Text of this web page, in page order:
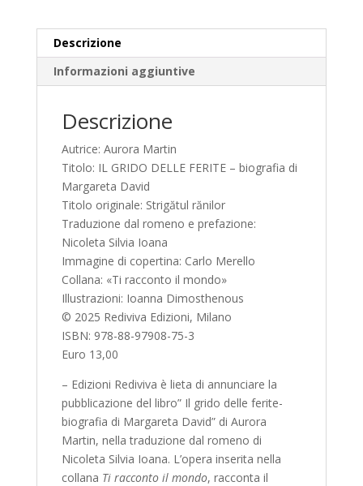
David
quantità
Descrizione
Informazioni aggiuntive
Descrizione
Autrice: Aurora Martin
Titolo: IL GRIDO DELLE FERITE – biografia di
Margareta David
Titolo originale: Strigătul rănilor
Traduzione dal romeno e prefazione:
Nicoleta Silvia Ioana
Immagine di copertina: Carlo Merello
Collana: «Ti racconto il mondo»
Illustrazioni: Ioanna Dimosthenous
© 2025 Rediviva Edizioni, Milano
ISBN: 978-88-97908-75-3
Euro 13,00
– Edizioni Rediviva è lieta di annunciare la
pubblicazione del libro” Il grido delle ferite-
biografia di Margareta David” di Aurora
Martin, nella traduzione dal romeno di
Nicoleta Silvia Ioana. L’opera inserita nella
collana Ti racconto il mondo, racconta il